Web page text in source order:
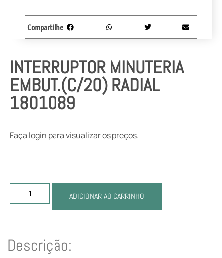
INTERRUPTOR MINUTERIA
EMBUT.(C/20) RADIAL
1801089
Faça login para visualizar os preços.
ADICIONAR AO CARRINHO
Compartilhe
Descrição: